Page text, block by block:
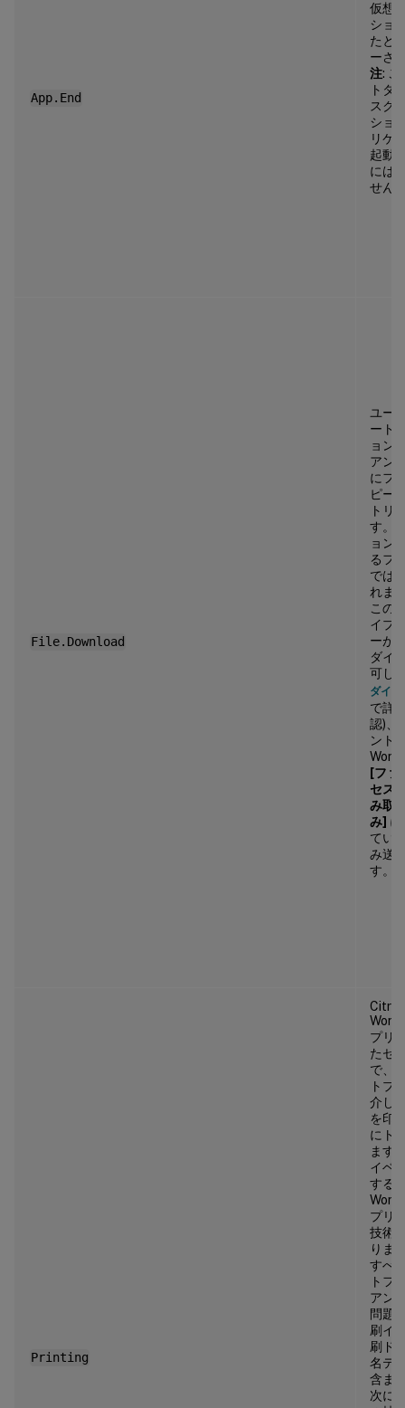
App.End
仮想
ショ
たと
ーさ
注: こ
トタ
スク
ショ
リケ
起動
には
せん
File.Download
ユー
ート
ョン
アン
にフ
ピー
トリ
す。
ョン
るフ
では
れま
この
イプ
ーが
ダイ
可し (
ダイ
で詳
認)、
ント
[ファ
セス]
み取
み]
てい
み送
す。
Printing
Citrix
プリ
たセ
で、
トプ
介し
を印
にト
ます
イベ
する
プリ
技術
りま
すべ
トフ
アン
問題
刷イ
刷ド
名テ
含ま
次に